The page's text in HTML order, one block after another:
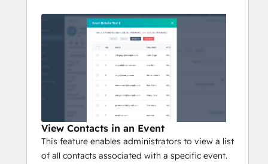
View Contacts in an Event
This feature enables administrators to view a list
of all contacts associated with a specific event.